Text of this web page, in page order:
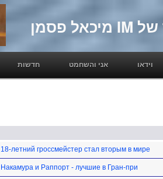
חדשות אני והשחמט וידאו
18-летний гроссмейстер стал вторым в мире
Накамура и Раппорт - лучшие в Гран-при